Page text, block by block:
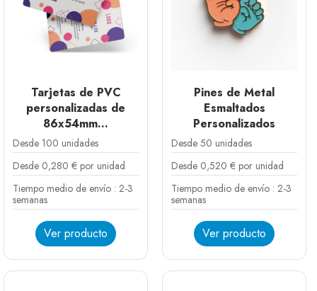
Tarjetas de PVC
personalizadas de
86x54mm...
Desde 100 unidades
Desde 0,280 € por unidad
Tiempo medio de envío : 2-3
semanas
Ver producto
Pines de Metal
Esmaltados
Personalizados
Desde 50 unidades
Desde 0,520 € por unidad
Tiempo medio de envío : 2-3
semanas
Ver producto